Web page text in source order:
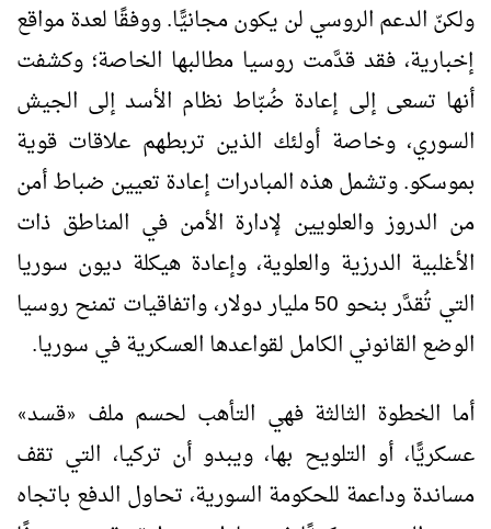
ولكنّ الدعم الروسي لن يكون مجانيًّا. ووفقًا لعدة مواقع
إخبارية، فقد قدَّمت روسيا مطالبها الخاصة؛ وكشفت
أنها تسعى إلى إعادة ضُبّاط نظام الأسد إلى الجيش
السوري، وخاصة أولئك الذين تربطهم علاقات قوية
بموسكو. وتشمل هذه المبادرات إعادة تعيين ضباط أمن
من الدروز والعلويين لإدارة الأمن في المناطق ذات
الأغلبية الدرزية والعلوية، وإعادة هيكلة ديون سوريا
التي تُقدَّر بنحو 50 مليار دولار، واتفاقيات تمنح روسيا
الوضع القانوني الكامل لقواعدها العسكرية في سوريا.
أما الخطوة الثالثة فهي التأهب لحسم ملف
«قسد»
عسكريًّا، أو التلويح بها، ويبدو أن تركيا، التي تقف
مساندة وداعمة للحكومة السورية، تحاول الدفع باتجاه